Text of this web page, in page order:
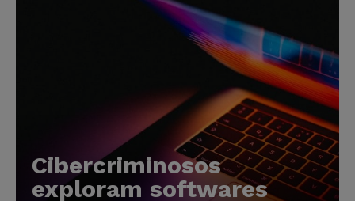
Cibercriminosos
exploram softwares